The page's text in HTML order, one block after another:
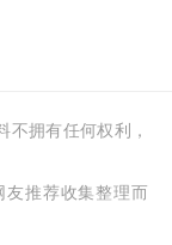
不拥有任何权利，
推荐收集整理而